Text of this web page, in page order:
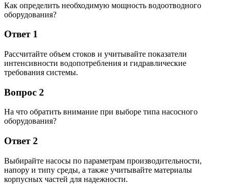
Как определить необходимую мощность водоотводного
оборудования?
Ответ 1
Рассчитайте объем стоков и учитывайте показатели
интенсивности водопотребления и гидравлические
требования системы.
Вопрос 2
На что обратить внимание при выборе типа насосного
оборудования?
Ответ 2
Выбирайте насосы по параметрам производительности,
напору и типу среды, а также учитывайте материалы
корпусных частей для надежности.